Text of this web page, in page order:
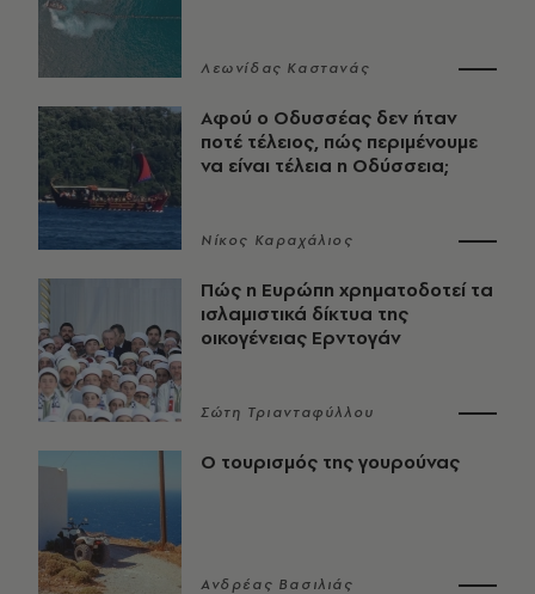
Λεωνίδας Καστανάς
Αφού ο Οδυσσέας δεν ήταν
ποτέ τέλειος, πώς περιμένουμε
να είναι τέλεια η Οδύσσεια;
Νίκος Καραχάλιος
Πώς η Ευρώπη χρηματοδοτεί τα
ισλαμιστικά δίκτυα της
οικογένειας Ερντογάν
Σώτη Τριανταφύλλου
Ο τουρισμός της γουρούνας
Ανδρέας Βασιλιάς